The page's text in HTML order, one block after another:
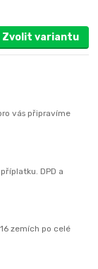
Zvolit variantu
vás připravíme
DPD a
zemích po celé